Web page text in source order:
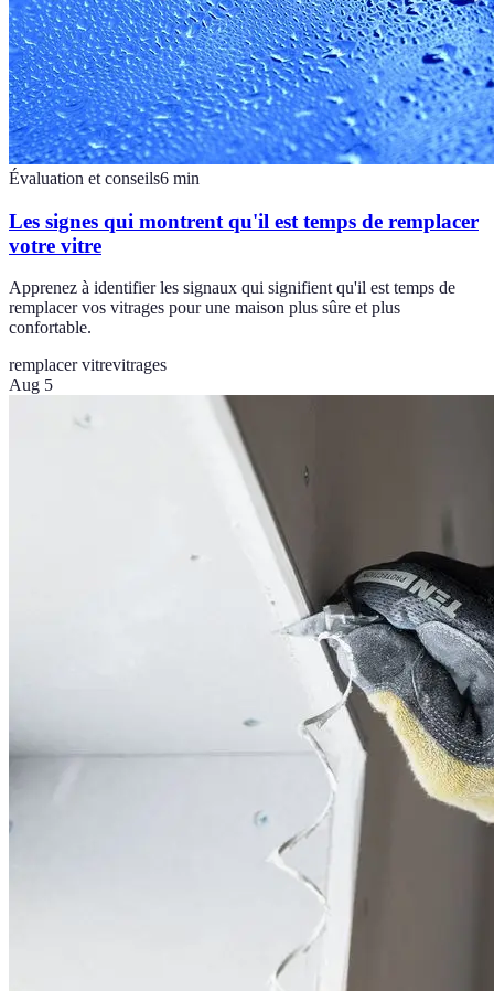
Évaluation et conseils6 min
Les signes qui montrent qu'il est temps de remplacer
votre vitre
Apprenez à identifier les signaux qui signifient qu'il est temps de
remplacer vos vitrages pour une maison plus sûre et plus
confortable.
remplacer vitrevitrages
Aug 5